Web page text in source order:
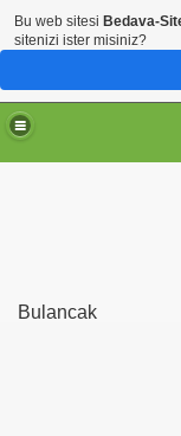
Bulancak
Menüyü
=> Espiye
Bu web sitesi Bedava-
sitenizi ister misiniz?